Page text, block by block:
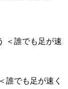
誰でも足が速く